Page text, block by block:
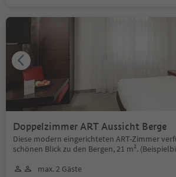
Doppelzimmer ART Aussicht Berge
Diese modern eingerichteten ART-Zimmer
schönen Blick zu den Bergen, 21 m².
max. 2 Gäste